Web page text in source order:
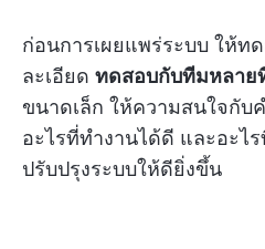
ก่อนการเผยแพร่ระบบ ให้ท
ละเอียด ทดสอบกับทีมหลาย
ขนาดเล็ก ให้ความสนใจกับ
อะไรที่ทำงานได้ดี และอะไ
ปรับปรุงระบบให้ดียิ่งขึ้น